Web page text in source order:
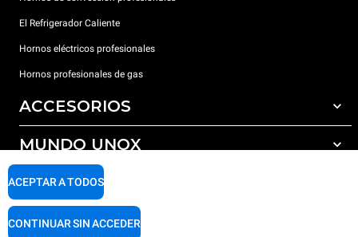
El Refrigerador Caliente
Hornos eléctricos profesionales
Hornos profesionales de gas
ACCESORIOS
Todos los accesorios
Detergentes para lavado automático
Detergentes para lavado manual
Tratamiento de agua con filtros de resina
MUNDO UNOX
Nuestras sedes en el mundo
SOPORTE
Garantía Unox
ACEPTAR A TODOS
CONTINUAR SIN ACCEDER